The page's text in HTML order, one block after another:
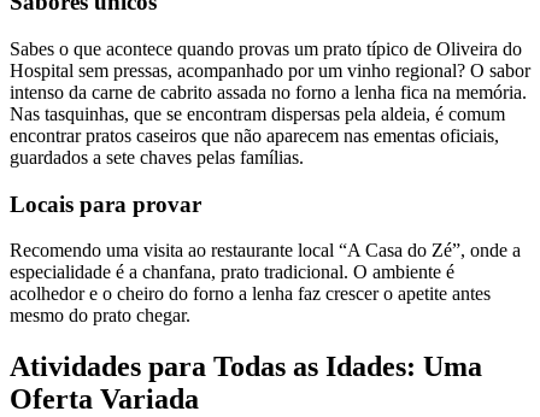
Sabes o que acontece quando provas um prato típico de Oliveira do
Hospital sem pressas, acompanhado por um vinho regional? O sabor
intenso da carne de cabrito assada no forno a lenha fica na memória.
Nas tasquinhas, que se encontram dispersas pela aldeia, é comum
encontrar pratos caseiros que não aparecem nas ementas oficiais,
guardados a sete chaves pelas famílias.
Locais para provar
Recomendo uma visita ao restaurante local “A Casa do Zé”, onde a
especialidade é a chanfana, prato tradicional. O ambiente é
acolhedor e o cheiro do forno a lenha faz crescer o apetite antes
mesmo do prato chegar.
Atividades para Todas as Idades: Uma
Oferta Variada